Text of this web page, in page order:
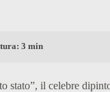
3 min
stato”, il celebre